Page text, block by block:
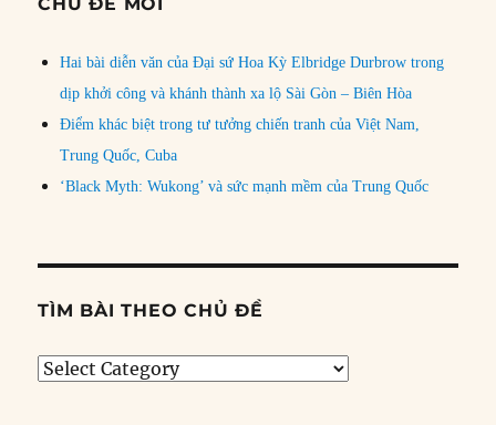
Hai bài diễn văn của Đại sứ Hoa Kỳ Elbridge Durbrow trong
dịp khởi công và khánh thành xa lộ Sài Gòn – Biên Hòa
Điểm khác biệt trong tư tưởng chiến tranh của Việt Nam,
Trung Quốc, Cuba
‘Black Myth: Wukong’ và sức mạnh mềm của Trung Quốc
TÌM BÀI THEO CHỦ ĐỀ
Tìm